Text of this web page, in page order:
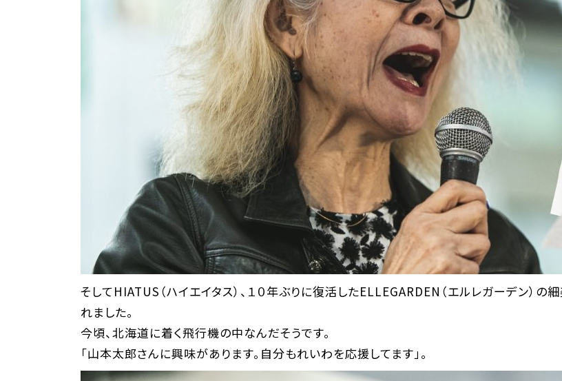
そしてHIATUS（ハイエイタス）、１０年ぶりに復活したELLEGARDEN（エルレガーデン）
れました。
今頃、北海道に着く飛行機の中なんだそうです。
「山本太郎さんに興味があります。自分もれいわを応援してます」。